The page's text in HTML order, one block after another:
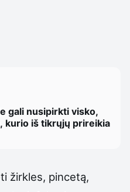
gali nusipirkti visko,
kurio iš tikrųjų prireikia
žirkles, pincetą,